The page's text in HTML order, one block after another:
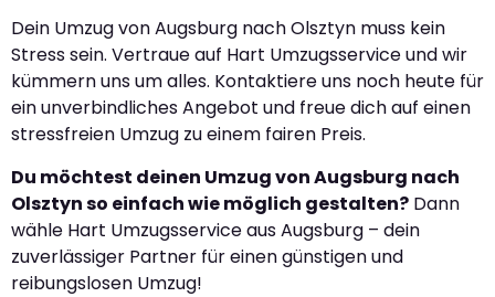
Dein Umzug von Augsburg nach Olsztyn muss kein
Stress sein. Vertraue auf Hart Umzugsservice und wir
kümmern uns um alles. Kontaktiere uns noch heute für
ein unverbindliches Angebot und freue dich auf einen
stressfreien Umzug zu einem fairen Preis.
Du möchtest deinen Umzug von Augsburg nach
Olsztyn so einfach wie möglich gestalten? Dann
wähle Hart Umzugsservice aus Augsburg – dein
zuverlässiger Partner für einen günstigen und
reibungslosen Umzug!